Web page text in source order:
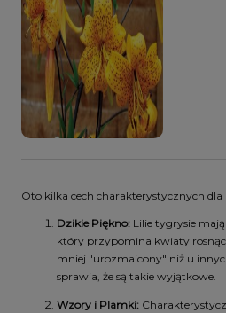
Oto kilka cech charakterystycznych dla
Dzikie Piękno: Lilie tygrysie
który przypomina kwiaty
mniej "urozmaicony" niż u
sprawia, że są takie wyjątkowe.
Wzory i Plamki: